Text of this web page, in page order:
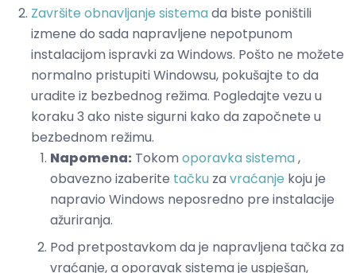
Završite obnavljanje sistemada biste poništili
izmene do sada napravljene nepotpunom
instalacijom ispravki za Windows. Pošto ne možete
normalno pristupiti Windowsu, pokušajte to da
uradite iz bezbednog režima. Pogledajte vezu u
koraku 3 ako niste sigurni kako da započnete u
bezbednom režimu.
Napomena: Tokom oporavka sistema,
obavezno izaberite tačku za vraćanje koju je
napravio Windows neposredno pre instalacije
ažuriranja.
Pod pretpostavkom da je napravljena tačka za
vraćanje, a oporavak sistema je uspješan,